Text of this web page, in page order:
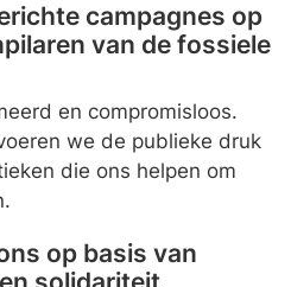
campagnes op
van de fossiele
en compromisloos.
we de publieke druk
die ons helpen om
op basis van